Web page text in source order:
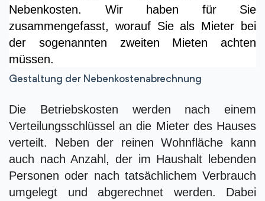
Nebenkosten. Wir haben für Sie
zusammengefasst, worauf Sie als Mieter bei
der sogenannten zweiten Mieten achten
müssen.
Gestaltung der Nebenkostenabrechnung
Die Betriebskosten werden nach einem
Verteilungsschlüssel an die Mieter des Hauses
verteilt. Neben der reinen Wohnfläche kann
auch nach Anzahl, der im Haushalt lebenden
Personen oder nach tatsächlichem Verbrauch
umgelegt und abgerechnet werden. Dabei